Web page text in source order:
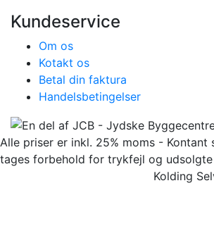
Kundeservice
Om os
Kotakt os
Betal din faktura
Handelsbetingelser
Alle priser er inkl. 25% moms - Kontant
tages forbehold for trykfejl og udsolgte
Kolding